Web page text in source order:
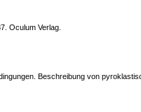
Oculum Verlag.
Beschreibung von